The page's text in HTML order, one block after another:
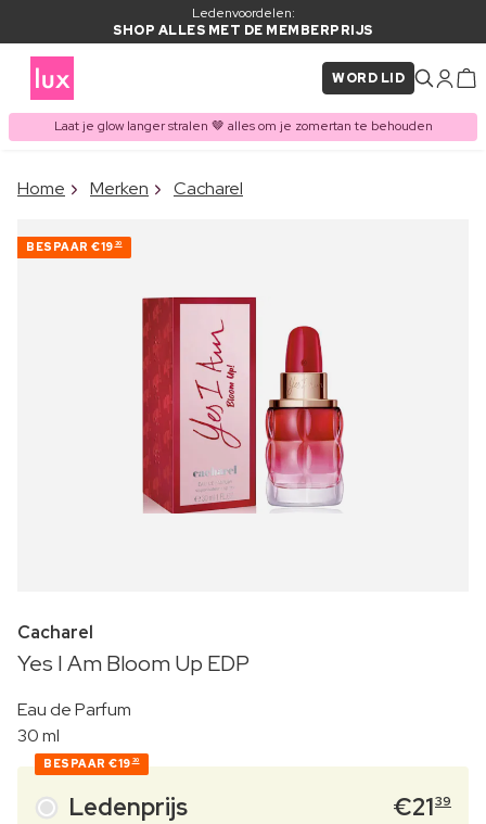
Ledenvoordelen:
SHOP ALLES MET DE MEMBERPRIJS
WORD LID
Laat je glow langer stralen 🤎 alles om je zomertan te behouden
ITEM TOEGEVOEGD AAN
Home Merken Cacharel
BESPAAR €19 30
Cacharel
Yes I Am Bloom Up EDP
Eau de Parfum
30 ml
BESPAAR €19 30
Ledenprijs €2139